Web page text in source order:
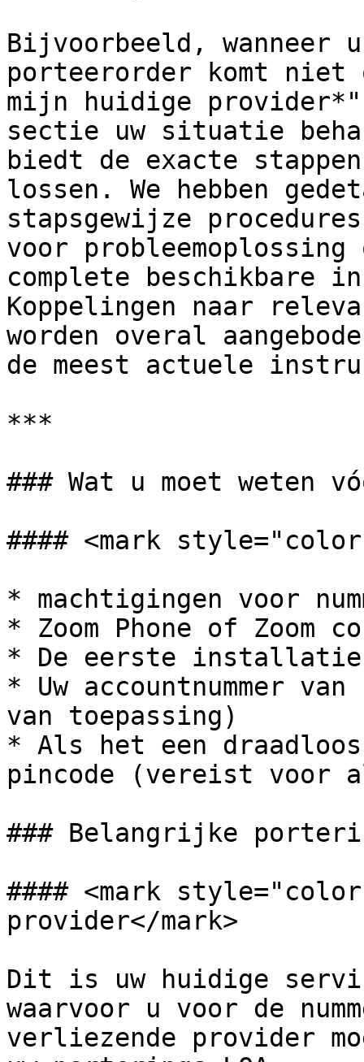
Bijvoorbeeld, wanneer
porteerorder komt niet
mijn huidige
sectie uw situatie
biedt de exacte
lossen. We hebben
stapsgewijze
voor probleemoplossing
complete beschikbare
Koppelingen naar
worden overal
de meest actuele
***
### Wat u moet weten
#### <mark
* machtigingen voor
* Zoom Phone of Zoom
* De eerste installatie
* Uw accountnummer
van toepassing)
* Als het een
pincode (vereist voor
### Belangrijke
#### <mark
provider</mark>
Dit is uw huidige
waarvoor u voor de
verliezende provider